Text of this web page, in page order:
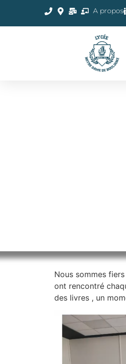
A propos
Nous sommes
ont rencontré
des livres , un
Lecteur
vidéo